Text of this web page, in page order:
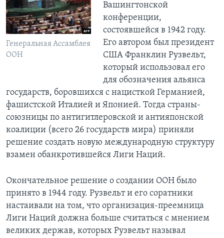
Генеральная Ассамблея
ООН
Вашингтонской
конференции,
состоявшейся в 1942 году.
Его автором был президент
США Франклин Рузвельт,
который использовал его
для обозначения альянса
государств, боровшихся с нацисткой Германией,
фашистской Италией и Японией. Тогда страны-
союзницы по антигитлеровской и антияпонской
коалиции (всего 26 государств мира) приняли
решение создать новую международную структуру
взамен обанкротившейся Лиги Наций.
Окончательное решение о создании ООН было
принято в 1944 году. Рузвельт и его соратники
настаивали на том, что организация-преемница
Лиги Наций должна больше считаться с мнением
великих держав, которых Рузвельт называл